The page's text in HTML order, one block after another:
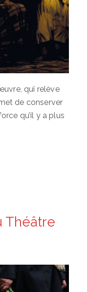
qui relève
de conserver
qu’il y a plus
Théâtre